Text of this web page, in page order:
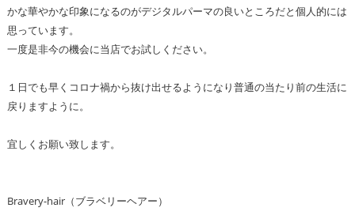
かな華やかな印象になるのがデジタルパーマの良いところだと個人的には
思っています。
一度是非今の機会に当店でお試しください。
１日でも早くコロナ禍から抜け出せるようになり普通の当たり前の生活に
戻りますように。
宜しくお願い致します。
Bravery-hair（ブラベリーヘアー）